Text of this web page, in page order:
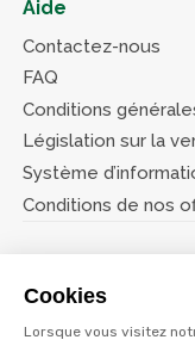
Cookies
Lorsque vous visitez
Aide
Contactez-nous
FAQ
Conditions
Législation sur la
Système
Conditions de nos